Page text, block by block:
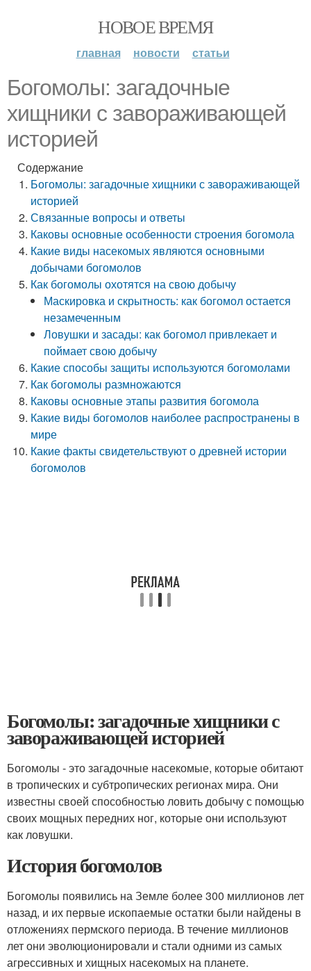
НОВОЕ ВРЕМЯ
главная новости статьи
Богомолы: загадочные
хищники с завораживающей
историей
Содержание
Богомолы: загадочные хищники с завораживающей
историей
Связанные вопросы и ответы
Каковы основные особенности строения богомола
Какие виды насекомых являются основными
добычами богомолов
Как богомолы охотятся на свою добычу
Маскировка и скрытность: как богомол остается
незамеченным
Ловушки и засады: как богомол привлекает и
поймает свою добычу
Какие способы защиты используются богомолами
Как богомолы размножаются
Каковы основные этапы развития богомола
Какие виды богомолов наиболее распространены в
мире
Какие факты свидетельствуют о древней истории
богомолов
Богомолы: загадочные хищники с
завораживающей историей
Богомолы - это загадочные насекомые, которые обитают
в тропических и субтропических регионах мира. Они
известны своей способностью ловить добычу с помощью
своих мощных передних ног, которые они используют
как ловушки.
История богомолов
Богомолы появились на Земле более 300 миллионов лет
назад, и их первые ископаемые остатки были найдены в
отложениях пермского периода. В течение миллионов
лет они эволюционировали и стали одними из самых
агрессивных и хищных насекомых на планете.